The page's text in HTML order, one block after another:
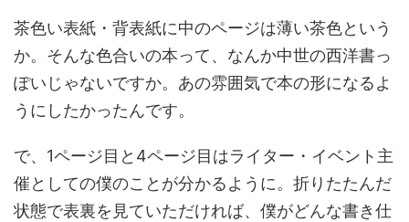
茶色い表紙・背表紙に中のページは薄い茶色という
か。そんな色合いの本って、なんか中世の西洋書っ
ぽいじゃないですか。あの雰囲気で本の形になるよ
うにしたかったんです。
で、1ページ目と4ページ目はライター・イベント主
催としての僕のことが分かるように。折りたたんだ
状態で表裏を見ていただければ、僕がどんな書き仕